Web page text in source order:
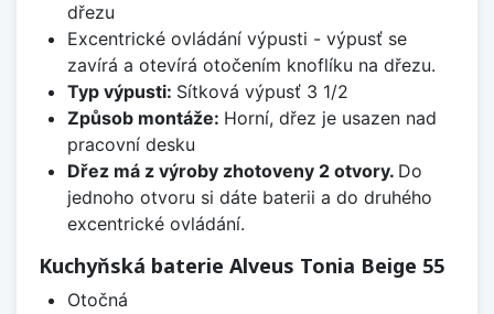
dřezu
Excentrické ovládání výpusti - výpusť se
zavírá a otevírá otočením knoflíku na dřezu.
Typ výpusti: Sítková výpusť 3 1/2
Způsob montáže: Horní, dřez je usazen nad
pracovní desku
Dřez má z výroby zhotoveny 2 otvory. Do
jednoho otvoru si dáte baterii a do druhého
excentrické ovládání.
Kuchyňská baterie Alveus Tonia Beige 55
Otočná